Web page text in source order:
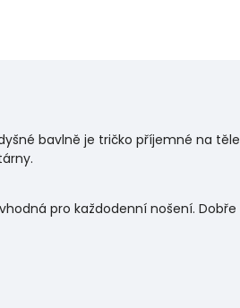
bavlně je tričko příjemné na těle
pro každodenní nošení. Dobře